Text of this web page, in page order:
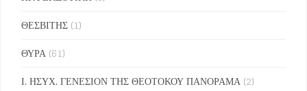
ΘΕΣΒΙΤΗΣ (1)
ΘΥΡΑ (61)
Ι. ΗΣΥΧ. ΓΕΝΕΣΙΟΝ ΤΗΣ ΘΕΟΤΟΚΟΥ ΠΑΝΟΡΑΜΑ (2)